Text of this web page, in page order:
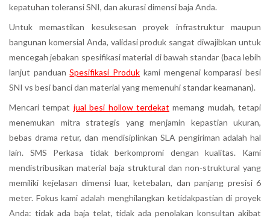
kepatuhan toleransi SNI, dan akurasi dimensi baja Anda.
Untuk memastikan kesuksesan proyek infrastruktur maupun
bangunan komersial Anda, validasi produk sangat diwajibkan untuk
mencegah jebakan spesifikasi material di bawah standar (baca lebih
lanjut panduanSpesifikasi Produk kami mengenai komparasi besi
SNI vs besi banci dan material yang memenuhi standar keamanan).
Mencari tempat jual besi hollow terdekat memang mudah, tetapi
menemukan mitra strategis yang menjamin kepastian ukuran,
bebas drama retur, dan mendisiplinkan SLA pengiriman adalah hal
lain. SMS Perkasa tidak berkompromi dengan kualitas. Kami
mendistribusikan material baja struktural dan non-struktural yang
memiliki kejelasan dimensi luar, ketebalan, dan panjang presisi 6
meter. Fokus kami adalah menghilangkan ketidakpastian di proyek
Anda: tidak ada baja telat, tidak ada penolakan konsultan akibat